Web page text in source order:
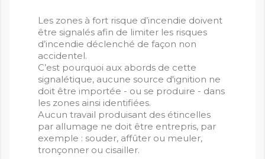
Les zones à fort risque d’incendie doivent
être signalés afin de limiter les risques
d’incendie déclenché de façon non
accidentel.
C’est pourquoi aux abords de cette
signalétique, aucune source d'ignition ne
doit être importée - ou se produire - dans
les zones ainsi identifiées.
Aucun travail produisant des étincelles
par allumage ne doit être entrepris, par
exemple : souder, affûter ou meuler,
tronçonner ou cisailler.